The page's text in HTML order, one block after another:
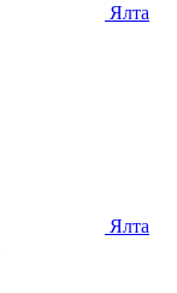
Ялта
Ялта